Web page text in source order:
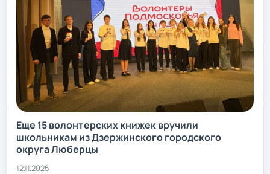
Еще 15 волонтерских книжек вручили
школьникам из Дзержинского городского
округа Люберцы
12.11.2025